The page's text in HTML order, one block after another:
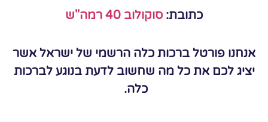
כתובת: סוקולוב 40 רמה"ש
אנחנו פורטל ברכות כלה הרשמי של ישראל אשר
יציג לכם את כל מה שחשוב לדעת בנוגע לברכות
כלה.